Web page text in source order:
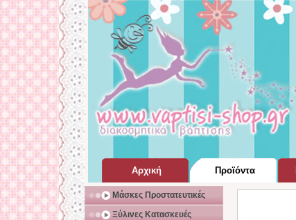
Αρχική
Σελίδα Home Page
Προϊόντα
Μάσκες Προστατευτικές
Ξύλινες Κατασκευές